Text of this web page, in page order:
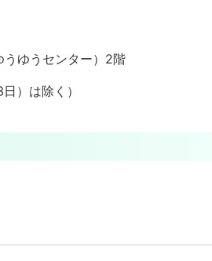
ゆうセンター）2階
）は除く）